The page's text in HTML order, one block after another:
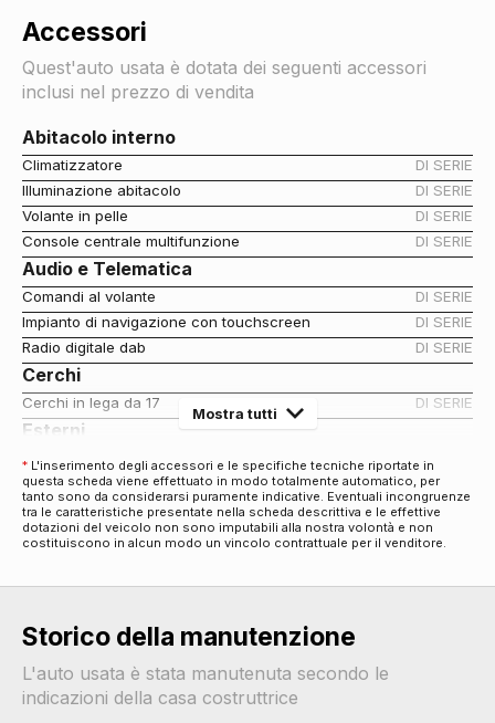
Accessori
Quest'auto usata è dotata dei seguenti accessori
inclusi nel prezzo di vendita
Abitacolo interno
Climatizzatore
DI SERIE
Illuminazione abitacolo
DI SERIE
Volante in pelle
DI SERIE
Console centrale multifunzione
DI SERIE
Audio e Telematica
Comandi al volante
DI SERIE
Impianto di navigazione con touchscreen
DI SERIE
Radio digitale dab
DI SERIE
Cerchi
Cerchi in lega da 17 DI SERIE
Esterni
Maniglie esterne in tinta
DI SERIE
Specchietti retrovisori elettrici
DI SERIE
Fari
Fari a led
DI SERIE
Luci diurne
DI SERIE
Interni in tessuto
Pacchetti
Pacchetto
Mostra tutti
* L'inserimento degli accessori e le specifiche tecniche riportate in
questa scheda viene effettuato in modo totalmente automatico, per
tanto sono da considerarsi puramente indicative. Eventuali incongruenze
tra le caratteristiche presentate nella scheda descrittiva e le effettive
dotazioni del veicolo non sono imputabili alla nostra volontà e non
costituiscono in alcun modo un vincolo contrattuale per il venditore.
Storico della manutenzione
L'auto usata è stata manutenuta secondo le
indicazioni della casa costruttrice